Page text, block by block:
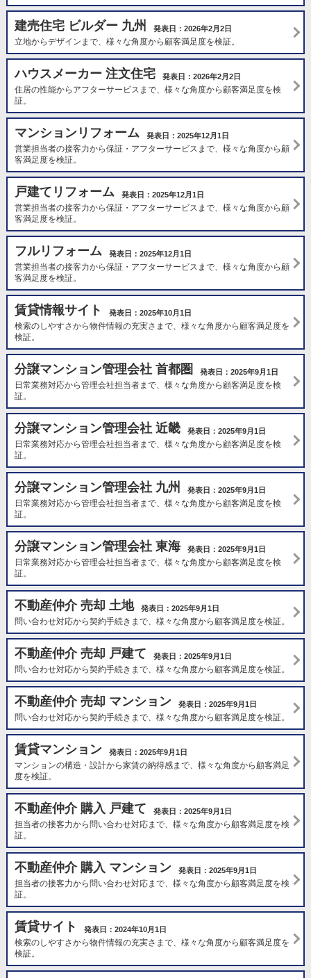
建売住宅 ビルダー 九州 発表日：2026年2月2日
立地からデザインまで、様々な角度から顧客満足度を検証。
ハウスメーカー 注文住宅 発表日：2026年2月2日
住居の性能からアフターサービスまで、様々な角度から顧客満足度を検
証。
マンションリフォーム 発表日：2025年12月1日
営業担当者の接客力から保証・アフターサービスまで、様々な角度から顧
客満足度を検証。
戸建てリフォーム 発表日：2025年12月1日
営業担当者の接客力から保証・アフターサービスまで、様々な角度から顧
客満足度を検証。
フルリフォーム 発表日：2025年12月1日
営業担当者の接客力から保証・アフターサービスまで、様々な角度から顧
客満足度を検証。
賃貸情報サイト 発表日：2025年10月1日
検索のしやすさから物件情報の充実さまで、様々な角度から顧客満足度を
検証。
分譲マンション管理会社 首都圏 発表日：2025年9月1日
日常業務対応から管理会社担当者まで、様々な角度から顧客満足度を検
証。
分譲マンション管理会社 近畿 発表日：2025年9月1日
日常業務対応から管理会社担当者まで、様々な角度から顧客満足度を検
証。
分譲マンション管理会社 九州 発表日：2025年9月1日
日常業務対応から管理会社担当者まで、様々な角度から顧客満足度を検
証。
分譲マンション管理会社 東海 発表日：2025年9月1日
日常業務対応から管理会社担当者まで、様々な角度から顧客満足度を検
証。
不動産仲介 売却 土地 発表日：2025年9月1日
問い合わせ対応から契約手続きまで、様々な角度から顧客満足度を検証。
不動産仲介 売却 戸建て 発表日：2025年9月1日
問い合わせ対応から契約手続きまで、様々な角度から顧客満足度を検証。
不動産仲介 売却 マンション 発表日：2025年9月1日
問い合わせ対応から契約手続きまで、様々な角度から顧客満足度を検証。
賃貸マンション 発表日：2025年9月1日
マンションの構造・設計から家賃の納得感まで、様々な角度から顧客満足
度を検証。
不動産仲介 購入 戸建て 発表日：2025年9月1日
担当者の接客力から問い合わせ対応まで、様々な角度から顧客満足度を検
証。
不動産仲介 購入 マンション 発表日：2025年9月1日
担当者の接客力から問い合わせ対応まで、様々な角度から顧客満足度を検
証。
賃貸サイト 発表日：2024年10月1日
検索のしやすさから物件情報の充実さまで、様々な角度から顧客満足度を
検証。